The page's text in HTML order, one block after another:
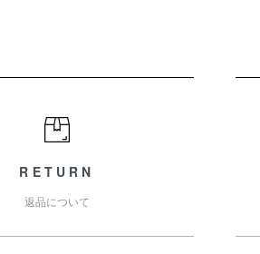
RETURN
返品について